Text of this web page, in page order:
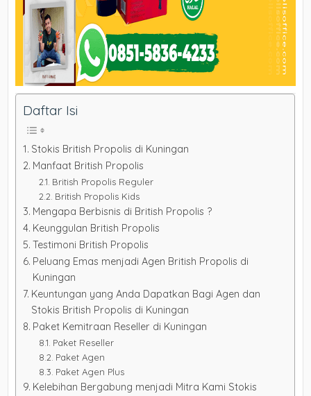
Daftar Isi
Stokis British Propolis di Kuningan
Manfaat British Propolis
British Propolis Reguler
British Propolis Kids
Mengapa Berbisnis di British Propolis ?
Keunggulan British Propolis
Testimoni British Propolis
Peluang Emas menjadi Agen British Propolis di
Kuningan
Keuntungan yang Anda Dapatkan Bagi Agen dan
Stokis British Propolis di Kuningan
Paket Kemitraan Reseller di Kuningan
Paket Reseller
Paket Agen
Paket Agen Plus
Kelebihan Bergabung menjadi Mitra Kami Stokis